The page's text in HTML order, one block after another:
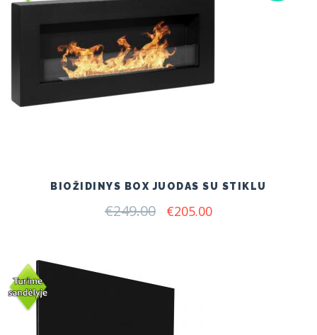
BIOŽIDINYS BOX JUODAS SU STIKLU
€249.00 Original
€205.00Current